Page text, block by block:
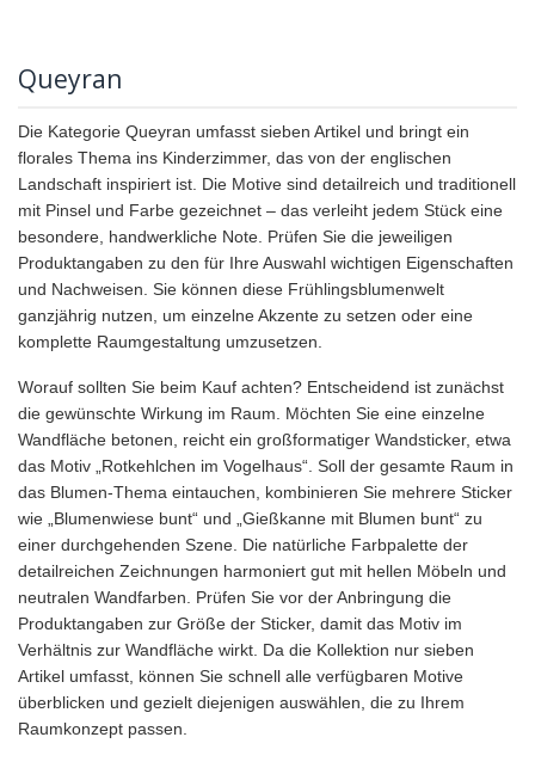
Queyran
Die Kategorie Queyran umfasst sieben Artikel und bringt ein
florales Thema ins Kinderzimmer, das von der englischen
Landschaft inspiriert ist. Die Motive sind detailreich und traditionell
mit Pinsel und Farbe gezeichnet – das verleiht jedem Stück eine
besondere, handwerkliche Note. Prüfen Sie die jeweiligen
Produktangaben zu den für Ihre Auswahl wichtigen Eigenschaften
und Nachweisen. Sie können diese Frühlingsblumenwelt
ganzjährig nutzen, um einzelne Akzente zu setzen oder eine
komplette Raumgestaltung umzusetzen.
Worauf sollten Sie beim Kauf achten? Entscheidend ist zunächst
die gewünschte Wirkung im Raum. Möchten Sie eine einzelne
Wandfläche betonen, reicht ein großformatiger Wandsticker, etwa
das Motiv „Rotkehlchen im Vogelhaus“. Soll der gesamte Raum in
das Blumen-Thema eintauchen, kombinieren Sie mehrere Sticker
wie „Blumenwiese bunt“ und „Gießkanne mit Blumen bunt“ zu
einer durchgehenden Szene. Die natürliche Farbpalette der
detailreichen Zeichnungen harmoniert gut mit hellen Möbeln und
neutralen Wandfarben. Prüfen Sie vor der Anbringung die
Produktangaben zur Größe der Sticker, damit das Motiv im
Verhältnis zur Wandfläche wirkt. Da die Kollektion nur sieben
Artikel umfasst, können Sie schnell alle verfügbaren Motive
überblicken und gezielt diejenigen auswählen, die zu Ihrem
Raumkonzept passen.